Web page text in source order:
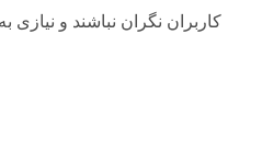
کاربران نگران نباشند و نیازی